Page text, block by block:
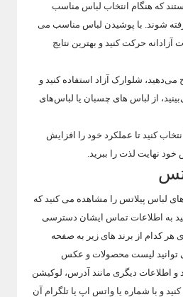
که هنگام انتخاب لباس مناسب
شوند. با پوشیدن لباس مناسب می
آزادانه حرکت کنید و بهترین نتایج
می‌دهید، شلوارک آزاد استفاده کنید و
از لباس های چسبان یا لباس‌های
کنید تا عملکرد خود را افزایش
خود نهایت لذت را ببرید.
لباس پیلاتس را مشاهده می کنید که
به اطلاعات تماس ایشان دسترسی
هر کدام از برند های زیر به صفحه
لیست محصولات و عکس
و اطلاعات دیگری مانند آدرس، لوکیشن
و با شماره یا واتس اپ یا تلگرام آن